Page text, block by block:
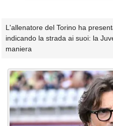
L'allenatore del Torino ha
indicando la strada ai suoi: la
maniera